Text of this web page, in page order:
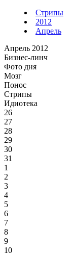
Стрипы
2012
Апрель
Апрель 2012
Бизнес-линч
Фото дня
Мозг
Понос
Стрипы
Идиотека
26
27
28
29
30
31
1
2
3
4
5
6
7
8
9
10